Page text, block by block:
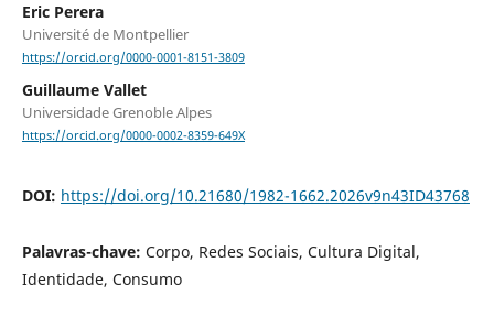
Eric Perera
Université de Montpellier
https://orcid.org/0000-0001-8151-3809
Guillaume Vallet
Universidade Grenoble Alpes
https://orcid.org/0000-0002-8359-649X
DOI: https://doi.org/10.21680/1982-1662.2026v9n43ID43768
Palavras-chave: Corpo, Redes Sociais, Cultura Digital,
Identidade, Consumo